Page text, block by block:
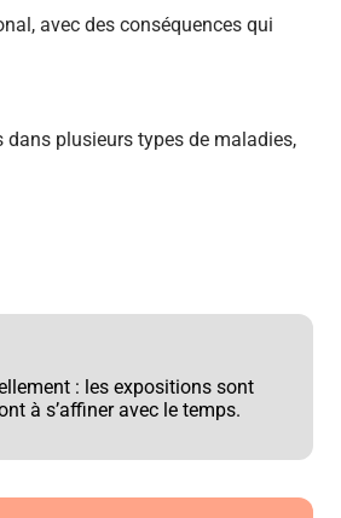
avec des conséquences qui
dans plusieurs types de maladies,
: les expositions sont
à s’affiner avec le temps.